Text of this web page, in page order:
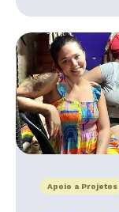
Apoio a Projetos